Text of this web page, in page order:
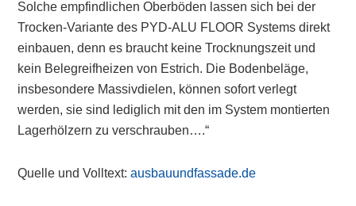
Solche empfindlichen Oberböden lassen sich bei der
Trocken-Variante des PYD-ALU FLOOR Systems direkt
einbauen, denn es braucht keine Trocknungszeit und
kein Belegreifheizen von Estrich. Die Bodenbeläge,
insbesondere Massivdielen, können sofort verlegt
werden, sie sind lediglich mit den im System montierten
Lagerhölzern zu verschrauben….“
Quelle und Volltext:ausbauundfassade.de